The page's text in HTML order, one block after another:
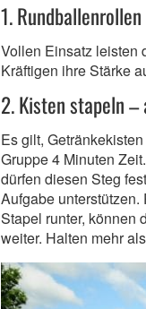
1. Rundballenrollen
Vollen Einsatz leisten
Kräftigen ihre Stärke
2. Kisten stapeln –
Es gilt,
Gruppe 4 Minuten
dürfen diesen Steg
Aufgabe
Stapel runter, können
weiter. Halten mehr